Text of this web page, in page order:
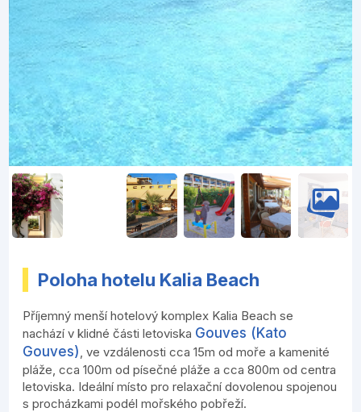
Poloha hotelu Kalia Beach
Příjemný menší hotelový komplex Kalia Beach se
nachází v klidné části letoviska Gouves (Kato
Gouves) , ve vzdálenosti cca 15m od moře a kamenité
pláže, cca 100m od písečné pláže a cca 800m od centra
letoviska. Ideální místo pro relaxační dovolenou spojenou
s procházkami podél mořského pobřeží.